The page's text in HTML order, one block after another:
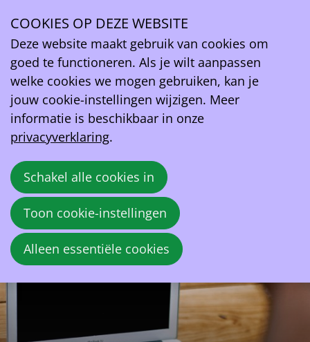
Voeg mezelf toe aan de perslijst
Bent u een journalist en wenst u op de
onze perslijst en ontvang onze toekomstige
persberichten als eerste
COOKIES OP DEZE WEBSITE
Deze website maakt gebruik van cookies om
goed te functioneren. Als je wilt aanpassen
welke cookies we mogen gebruiken, kan je
jouw cookie-instellingen wijzigen. Meer
informatie is beschikbaar in onze
privacyverklaring.
Schakel alle cookies in
Toon cookie-instellingen
Alleen essentiële cookies